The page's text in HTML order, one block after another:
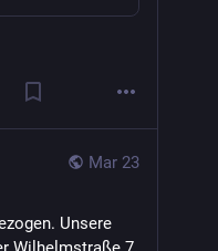
Mar 23
Unsere